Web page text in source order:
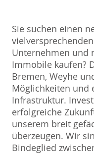
Sie suchen einen
Unternehmen und
Immobile kaufen?
Bremen, Weyhe
Möglichkeiten und
Infrastruktur.
erfolgreiche
unserem breit
überzeugen. Wir
Bindeglied